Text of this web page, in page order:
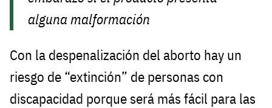
alguna malformación
Con la despenalización del aborto hay un
riesgo de “extinción” de personas con
discapacidad porque será más fácil para las